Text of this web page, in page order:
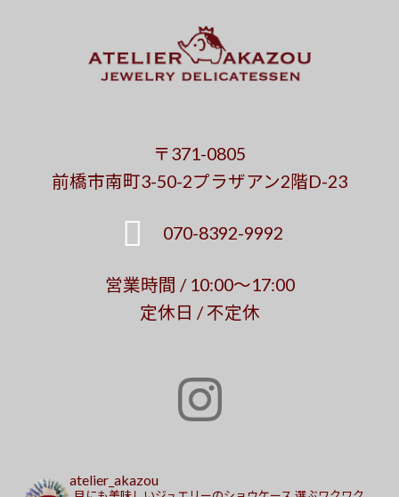
〒371-0805
前橋市南町3-50-2プラザアン2階D-23
070-8392-9992
営業時間 / 10:00～17:00
定休日 / 不定休
atelier_akazou